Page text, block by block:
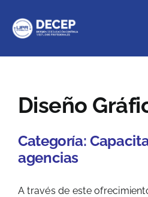
content
Proyectos Especiales
Diseño
Categoría:
agencias
A través de este